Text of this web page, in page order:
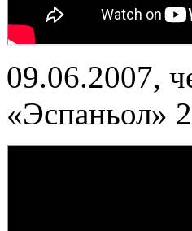
09.06.2007,
«Эспаньол»